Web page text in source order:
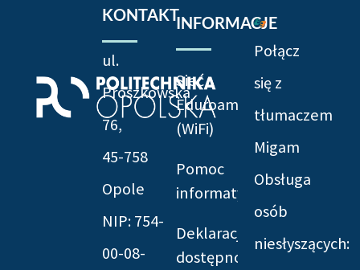
KONTAKT
ul.
Prószkowska
76,
45-758
Opole
NIP: 754-
00-08-
INFORMACJE
Sieć
Eduroam
(WiFi)
Pomoc
informatyczna
Deklaracja
dostępności
Połącz
się z
tłumaczem
Migam
Obsługa
osób
niesłyszących: